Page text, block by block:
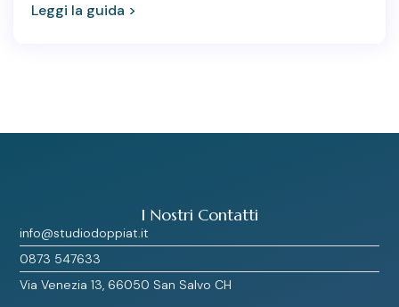
Leggi la guida >
I Nostri Contatti
info@studiodoppiat.it
0873 547633
Via Venezia 13, 66050 San Salvo CH